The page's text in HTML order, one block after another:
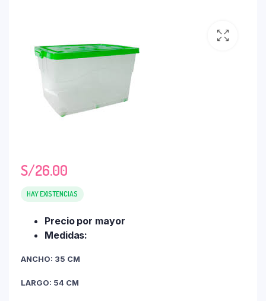
S/26.00
HAY EXISTENCIAS
Precio por mayor
Medidas:
ANCHO: 35 CM
LARGO: 54 CM